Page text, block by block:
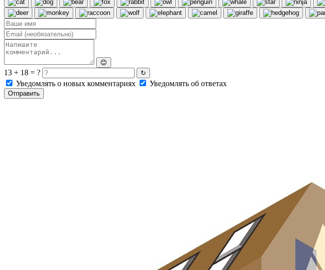
😊
13 + 18 = ? ↻
Уведомлять о новых комментариях Уведомлять об ответах
Отправить